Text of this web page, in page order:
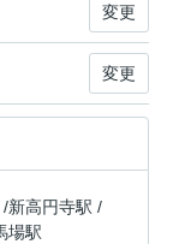
変更
変更
/新高円寺駅 /
場駅